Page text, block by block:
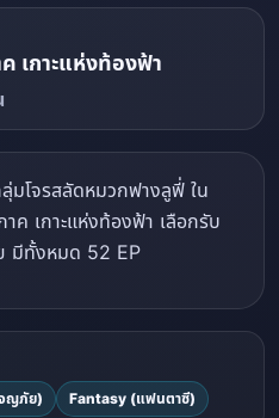
เกาะแห่งท้องฟ้า
มโจรสลัดหมวกฟางลูฟี่ ใน
เกาะแห่งท้องฟ้า เลือกรับ
มีทั้งหมด 52 EP
ญภัย) Fantasy (แฟนตาซี)